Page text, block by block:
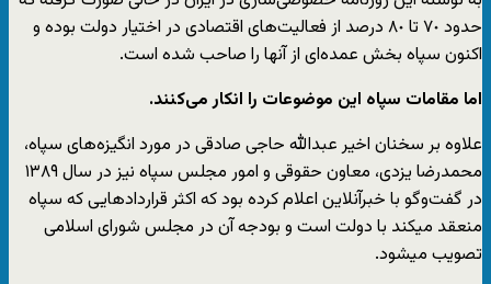
حدود ٧٠ تا ٨٠ درصد از فعالیت‌های اقتصادی در اختیار دولت بوده و
اکنون سپاه بخش عمده‌ای از آنها را صاحب شده است.
اما مقامات سپاه این موضوعات را انکار می‌کنند.
علاوه بر سخنان اخیر عبدالله حاجی صادقی در مورد انگیزه‌های سپاه،
محمدرضا یزدی، معاون حقوقی و امور مجلس سپاه نیز در سال ۱۳۸۹
در گفت‌وگو با خبرآنلاین اعلام کرده بود که اکثر قراردادهایی که سپاه
منعقد میکند با دولت است و بودجه آن در مجلس شورای اسلامی
تصویب میشود.